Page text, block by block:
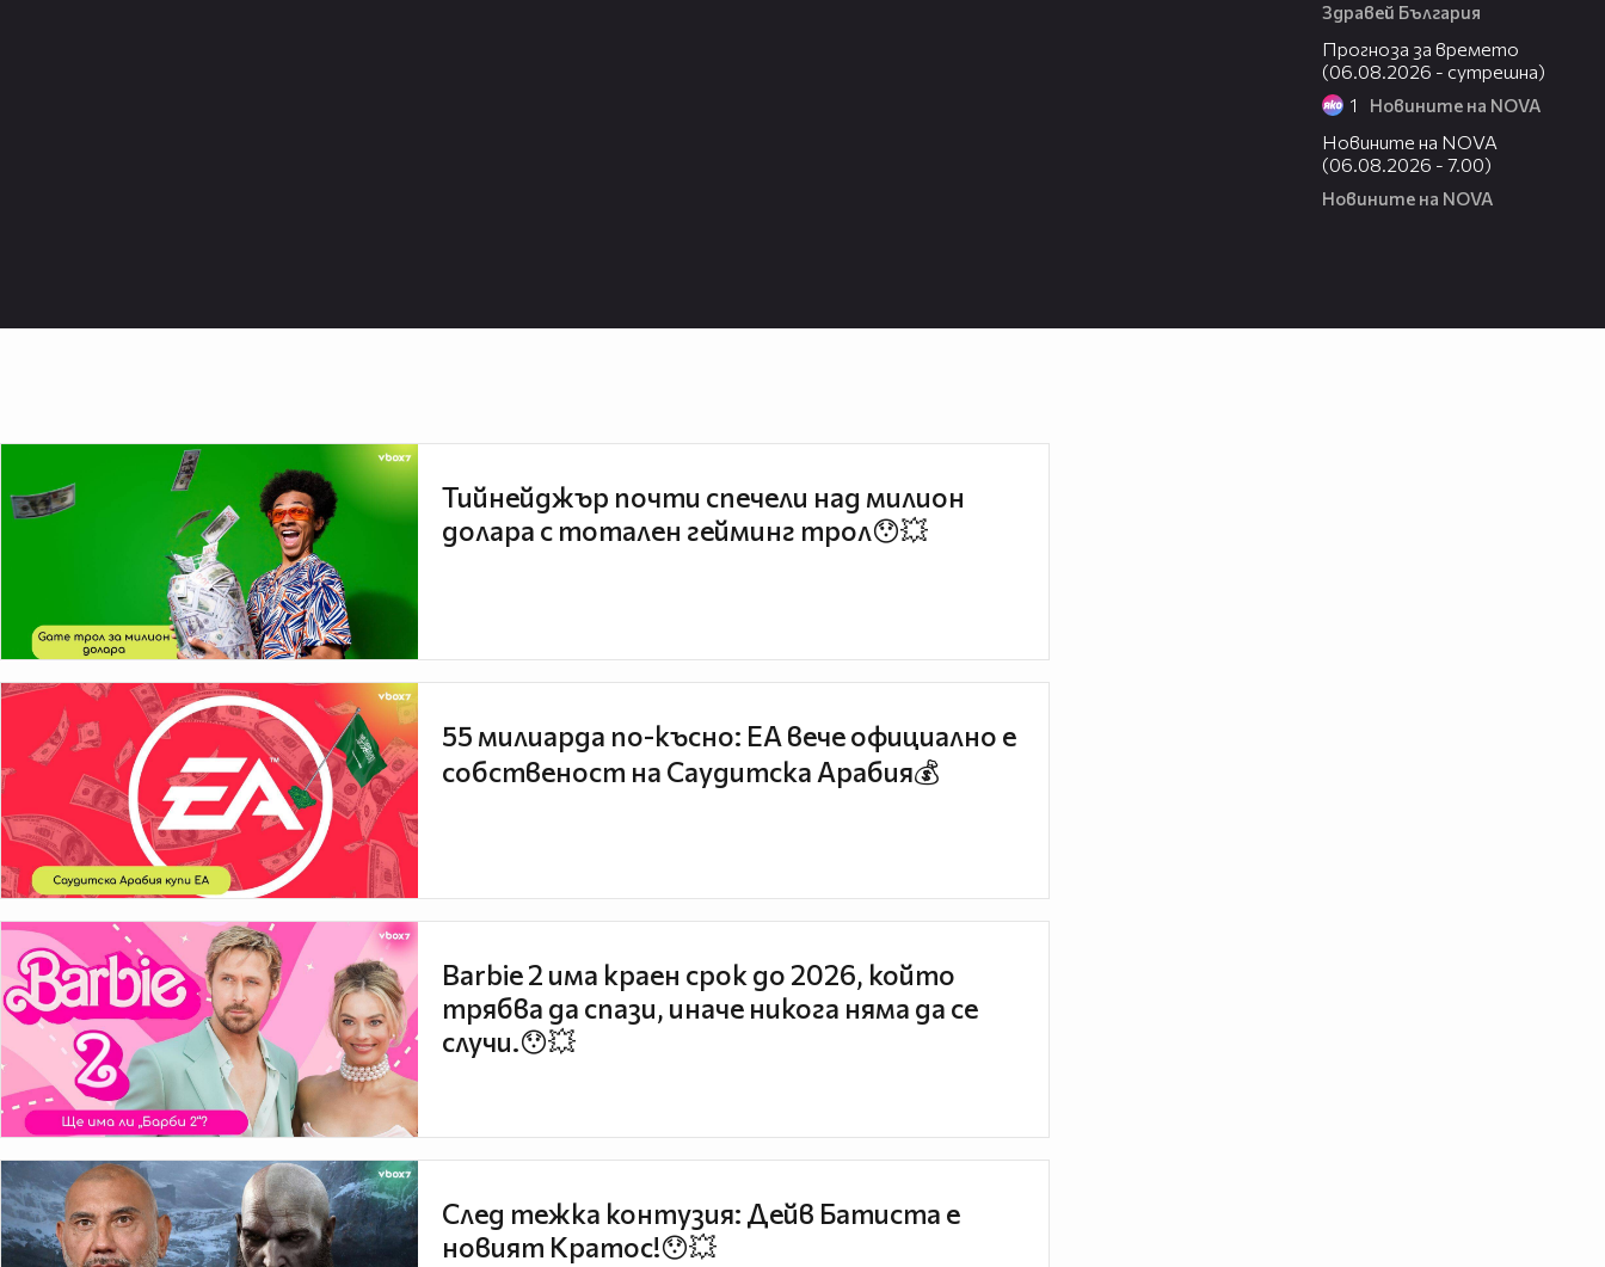
Здравей България
Прогноза за времето
(06.08.2026 - сутрешна)
1 Новините на NOVA
Новините на NOVA
(06.08.2026 - 7.00)
Новините на NOVA
Тийнейджър почти спечели над милион
долара с тотален гейминг трол😯💥
55 милиарда по-късно: EA вече официално е
собственост на Саудитска Арабия💰
Barbie 2 има краен срок до 2026, който
трябва да спази, иначе никога няма да се
случи.😯💥
След тежка контузия: Дейв Батиста е
новият Кратос!😯💥